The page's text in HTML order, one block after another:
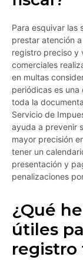
Para esquivar las
prestar atención
registro preciso y
comerciales
en multas
periódicas es
toda la
Servicio de
ayuda a prevenir
mayor precisión
tener un
presentación y
penalizaciones
¿Qué
útiles
registro